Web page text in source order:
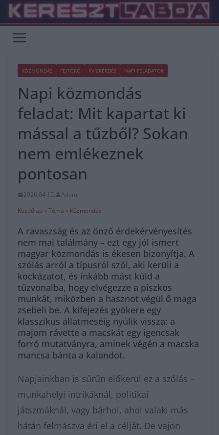
Skip
content
KÖZMONDÁS FEJTÖRŐ KVÍZKÉRDÉS NAPI FELADATOK
Napi közmondás
feladat: Mit kapartat ki
mással a tűzből? Sokan
nem emlékeznek
pontosan
2026.04.15.
Adam
Kezdőlap » Téma » Közmondás
A ravaszság és az önző érdekérvényesítés
nem mai találmány – ezt egy jól ismert
magyar közmondás is ékesen bizonyítja. A
szólás arról a típusról szól, aki kerüli a
kockázatot, és inkább mást küld a
tűzvonalba, hogy elvégezze a piszkos
munkát, miközben a hasznot végül ő maga
zsebeli be. A kifejezés gyökere egy
klasszikus állatmeséig nyúlik vissza: a
majom rávette a macskát egy igencsak
forró mutatványra, aminek végén a macska
mancsa bánta a kalandot.
Napjainkban is sűrűn előkerül ez a szólás –
munkahelyi intrikáknál, politikai
játszmáknál, vagy bárhol, ahol valaki más
hátán felmászva éri el a célját. De vajon